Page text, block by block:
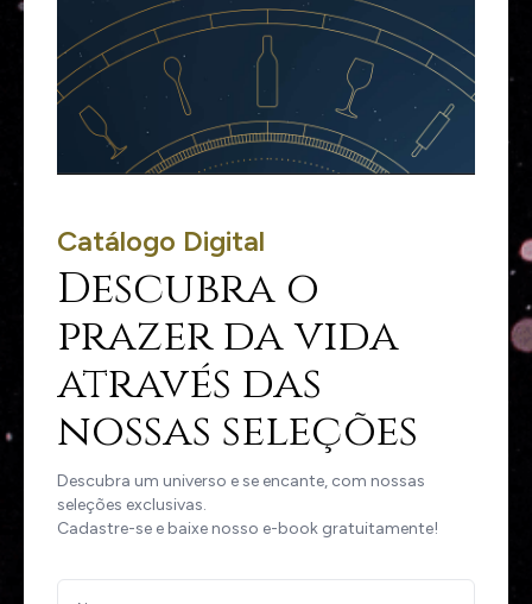
Catálogo Digital
Descubra o
prazer da vida
através das
nossas seleções
Descubra um universo e se encante, com nossas
seleções exclusivas.
Cadastre-se e baixe nosso e-book gratuitamente!